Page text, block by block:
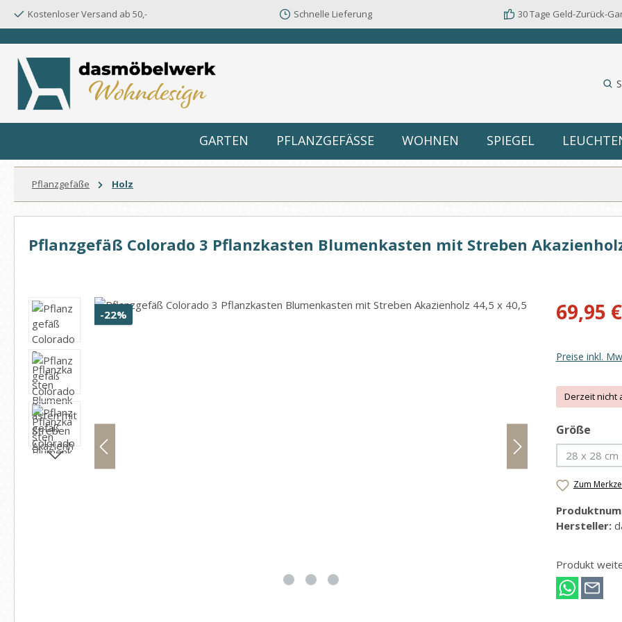
Hauptinhalt springen
Zur Suche springen
Zur Hauptnavigation springen
Kostenloser Versand ab 50,- Schnelle Lieferung 30 Tage Geld-Zurück-
GARTEN PFLANZGEFÄSSE WOHNEN SPIEGEL
Pflanzgefäße Holz
Pflanzgefäß Colorado 3 Pflanzkasten Blumenkasten mit Streben
Bildergalerie überspringen
-22% Rabatt
Verkaufspreis:
69,95 €
Preise inkl.
Derzeit nicht
Größe
28 x 28 cm
(Diese
Zum
Hersteller:
Produkt